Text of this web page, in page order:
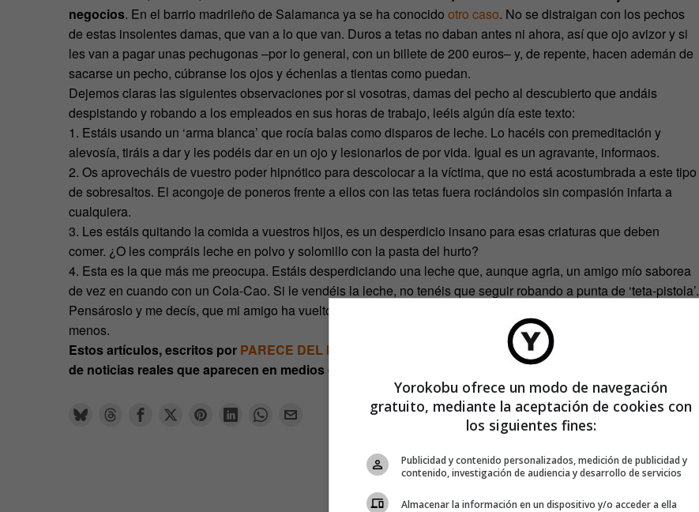
negocios. En el barrio madrileño de Salamanca ya se ha conocido otro caso. No se distraigan con los pechos
de estas insolentes damas, que van a lo que van. Duros a tetas no daban antes ni ahora, así que ojo avizor y si
les van a pagar unas pechugonas –por lo general, con un billete de 200 euros– y, de repente, hacen ademán de
sacarse un pecho, cúbranse los ojos y échenlas a tientas como puedan.
Dejemos claras las siguientes observaciones por si vosotras, damas del pecho al descubierto que andáis
despistando y robando a los empleados en sus horas de trabajo, leéis algún día este texto:
1. Estáis usando un ‘arma blanca’ que rocía balas como disparos de leche. Lo hacéis con premeditación y
alevosía, tiráis a dar y les podéis dar en un ojo y lesionarlos de por vida. Igual es un agravante, informaos.
2. Os aprovecháis de vuestro poder hipnótico para descolocar a la víctima, que no está acostumbrada a este tipo
de sobresaltos. El acongoje de poneros frente a ellos con las tetas fuera rociándolos sin compasión infarta a
cualquiera.
3. Les estáis quitando la comida a vuestros hijos, es un desperdicio insano para esas criaturas que deben
comer. ¿O les compráis leche en polvo y solomillo con la pasta del hurto?
4. Esta es la que más me preocupa. Estáis desperdiciando una leche que, aunque agria, un amigo mío saborea
de vez en cuando con un Cola-Cao. Si le vendéis la leche, no tenéis que seguir robando a punta de ‘teta-pistola’.
Pensároslo y me decís, que mi amigo ha vuelto a beber leche normal, insípida y aguada, y la echa mucho de
menos.
Estos artículos, escritos por PARECE DEL MUNDO TODAY
, son interpretaciones ficticias y humorísticas
de noticias reales que aparecen en medios de comunicación.
Yorokobu ofrece un modo de navegación
gratuito, mediante la aceptación de cookies con
los siguientes fines:
Publicidad y contenido personalizados, medición de publicidad y
contenido, investigación de audiencia y desarrollo de servicios
Almacenar la información en un dispositivo y/o acceder a ella